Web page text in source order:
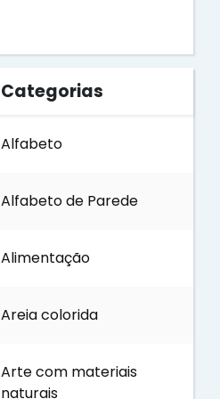
Dia do Soldado
Florestas
Categorias
Alfabeto
Alfabeto de Parede
Alimentação
Areia colorida
Arte com materiais
naturais